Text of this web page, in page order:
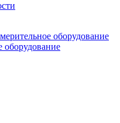
оборудование
оборудование